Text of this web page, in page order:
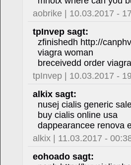
aobrike | 10.03.2017 -
tpInvep sagt:
zfinishedh http://
viagra woman
breceivedd order
tpInvep | 10.03.2017 -
alkix sagt:
nusej cialis generic
buy cialis online usa
dappearancee renova
alkix | 11.03.2017 -
eohoado sagt: